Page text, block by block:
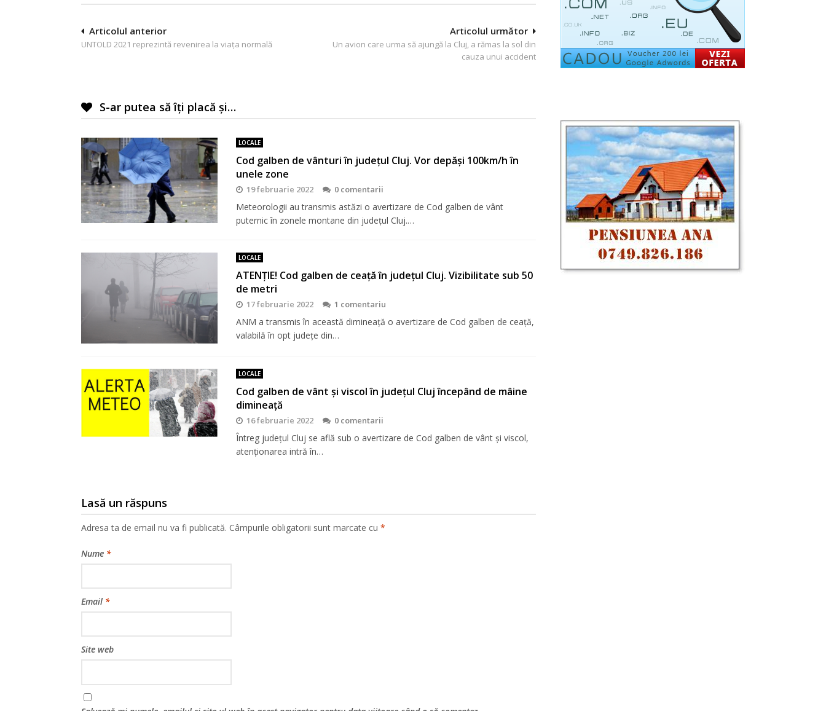
Navigare
în
Articolul următor
Un avion care urma să ajungă la Cluj, a rămas la sol din
cauza unui accident
Articolul anterior
UNTOLD 2021 reprezintă revenirea la viața normală
S-ar putea să îți placă și…
LOCALE
Cod galben de vânturi în județul Cluj. Vor depăși 100km/h în
unele zone
19 februarie 2022 0 comentarii
Meteorologii au transmis astăzi o avertizare de Cod galben de vânt
puternic în zonele montane din județul Cluj.…
LOCALE
ATENȚIE! Cod galben de ceață în județul Cluj. Vizibilitate sub 50
de metri
17 februarie 2022 1 comentariu
ANM a transmis în această dimineață o avertizare de Cod galben de ceață,
valabilă în opt județe din…
LOCALE
Cod galben de vânt și viscol în județul Cluj începând de mâine
dimineață
16 februarie 2022 0 comentarii
Întreg județul Cluj se află sub o avertizare de Cod galben de vânt și viscol,
atenționarea intră în…
Lasă un răspuns
Adresa ta de email nu va fi publicată. Câmpurile obligatorii sunt marcate cu *
Nume *
Email *
Site web